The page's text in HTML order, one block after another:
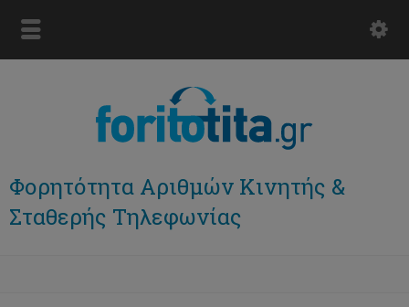
Φορητότητα Αριθμών Κινητής &
Σταθερής Τηλεφωνίας